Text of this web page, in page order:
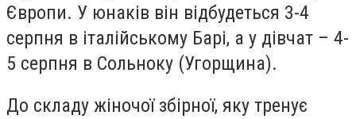
Європи. У юнаків він відбудеться 3-4
серпня в італійському Барі, а у дівчат – 4-
5 серпня в Сольноку (Угорщина).
До складу жіночої збірної, яку тренує